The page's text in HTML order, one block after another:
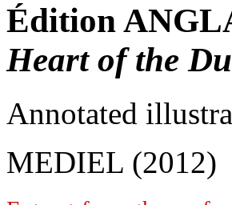
Édition
Heart of the
Annotated
MEDIEL (2012)